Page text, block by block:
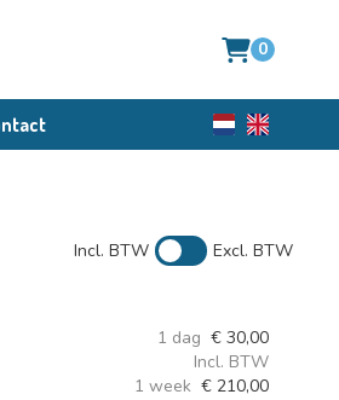
dropdown 0
Nederlands
English
Incl. BTW Excl. BTW
1 dag € 30,00
Incl. BTW
1 week € 210,00